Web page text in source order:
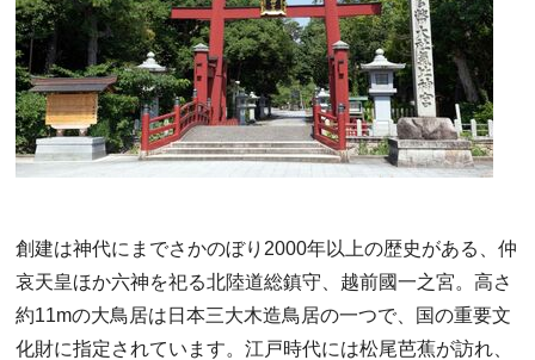
創建は神代にまでさかのぼり2000年以上の歴史がある、仲
哀天皇ほか六神を祀る北陸道総鎮守、越前國一之宮。高さ
約11mの大鳥居は日本三大木造鳥居の一つで、国の重要文
化財に指定されています。江戸時代には松尾芭蕉が訪れ、